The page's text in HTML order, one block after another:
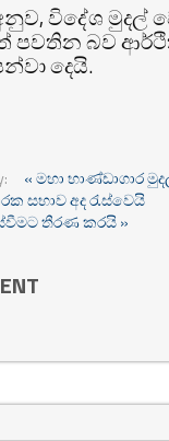
විදේශ මුදල්
පවතින බව
දෙයි.
« මහා භාණ්ඩාගාර
සභාව අද රැස්වෙයි
තීරණ කරයි »